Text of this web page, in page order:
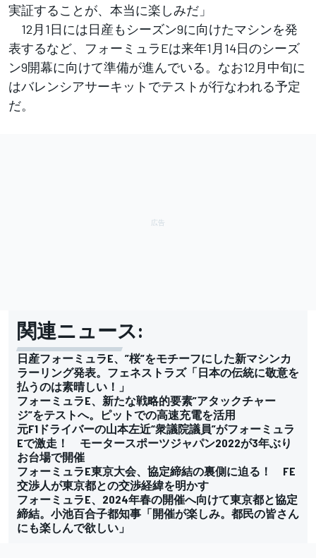
実証することが、本当に楽しみだ」
12月1日には日産もシーズン9に向けたマシンを発
表するなど、フォーミュラEは来年1月14日のシーズ
ン9開幕に向けて準備が進んでいる。なお12月中旬に
はバレンシアサーキットでテストが行なわれる予定
だ。
関連ニュース:
日産フォーミュラE、”桜”をモチーフにした新マシンカ
ラーリング発表。フェネストラズ「日本の伝統に敬意を
払うのは素晴しい！」
フォーミュラE、新たな戦略的要素”アタックチャー
ジ”をテストへ。ピットでの高速充電を活用
元F1ドライバーの山本左近“衆議院議員”がフォーミュラ
Eで激走！ モータースポーツジャパン2022が3年ぶり
お台場で開催
フォーミュラE東京大会、協定締結の裏側に迫る！ FE
交渉人が東京都との交渉経緯を明かす
フォーミュラE、2024年春の開催へ向けて東京都と協定
締結。小池百合子都知事「開催が楽しみ。都民の皆さん
にも楽しんで欲しい」